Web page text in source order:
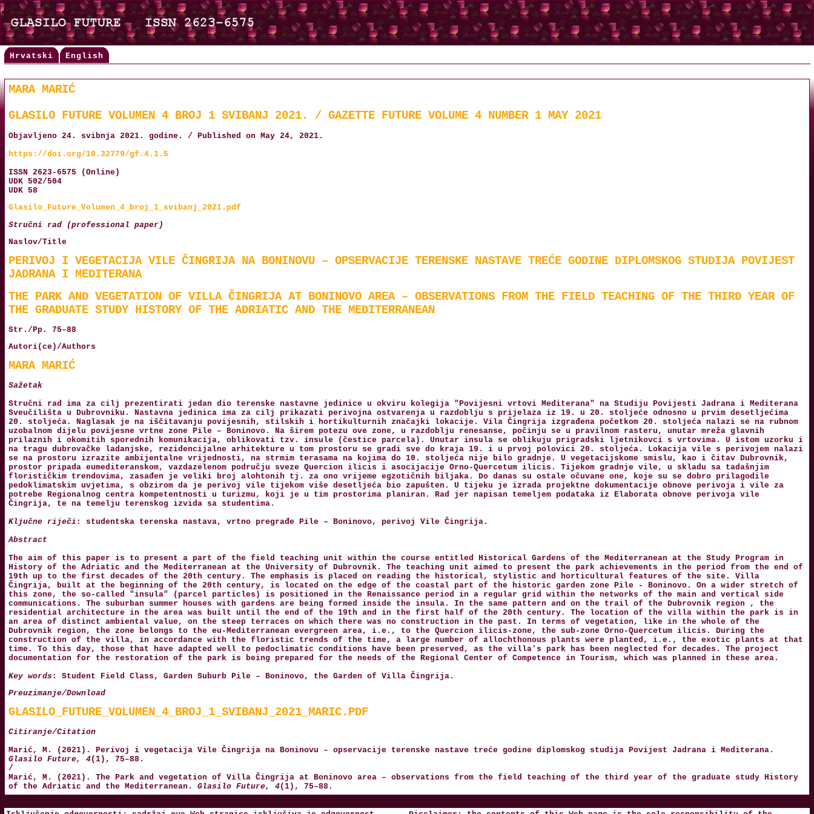
Hrvatski English
MARA MARIĆ
GLASILO FUTURE VOLUMEN 4 BROJ 1 SVIBANJ 2021. / GAZETTE FUTURE VOLUME 4 NUMBER 1 MAY 2021
Objavljeno 24. svibnja 2021. godine. / Published on May 24, 2021.
https://doi.org/10.32779/gf.4.1.5
ISSN 2623-6575 (Online)
UDK 502/504
UDK 58
Glasilo_Future_Volumen_4_broj_1_svibanj_2021.pdf
Stručni rad (professional paper)
Naslov/Title
PERIVOJ I VEGETACIJA VILE ČINGRIJA NA BONINOVU – OPSERVACIJE TERENSKE NASTAVE TREĆE GODINE DIPLOMSKOG STUDIJA POVIJEST
JADRANA I MEDITERANA
THE PARK AND VEGETATION OF VILLA ČINGRIJA AT BONINOVO AREA – OBSERVATIONS FROM THE FIELD TEACHING OF THE THIRD YEAR OF
THE GRADUATE STUDY HISTORY OF THE ADRIATIC AND THE MEDITERRANEAN
Str./Pp. 75–88
Autori(ce)/Authors
MARA MARIĆ
Sažetak
Stručni rad ima za cilj prezentirati jedan dio terenske nastavne jedinice u okviru kolegija "Povijesni vrtovi Mediterana" na Studiju Povijesti Jadrana i Mediterana
Sveučilišta u Dubrovniku. Nastavna jedinica ima za cilj prikazati perivojna ostvarenja u razdoblju s prijelaza iz 19. u 20. stoljeće odnosno u prvim desetljećima
20. stoljeća. Naglasak je na iščitavanju povijesnih, stilskih i hortikulturnih značajki lokacije. Vila Čingrija izgrađena početkom 20. stoljeća nalazi se na rubnom
uzobalnom dijelu povijesne vrtne zone Pile – Boninovo. Na širem potezu ove zone, u razdoblju renesanse, počinju se u pravilnom rasteru, unutar mreža glavnih
prilaznih i okomitih sporednih komunikacija, oblikovati tzv. insule (čestice parcela). Unutar insula se oblikuju prigradski ljetnikovci s vrtovima. U istom uzorku i
na tragu dubrovačke ladanjske, rezidencijalne arhitekture u tom prostoru se gradi sve do kraja 19. i u prvoj polovici 20. stoljeća. Lokacija vile s perivojem nalazi
se na prostoru izrazite ambijentalne vrijednosti, na strmim terasama na kojima do 10. stoljeća nije bilo gradnje. U vegetacijskome smislu, kao i čitav Dubrovnik,
prostor pripada eumediteranskom, vazdazelenom području sveze Quercion ilicis i asocijacije Orno-Quercetum ilicis. Tijekom gradnje vile, u skladu sa tadašnjim
florističkim trendovima, zasađen je veliki broj alohtonih tj. za ono vrijeme egzotičnih biljaka. Do danas su ostale očuvane one, koje su se dobro prilagodile
pedoklimatskim uvjetima, s obzirom da je perivoj vile tijekom više desetljeća bio zapušten. U tijeku je izrada projektne dokumentacije obnove perivoja i vile za
potrebe Regionalnog centra kompetentnosti u turizmu, koji je u tim prostorima planiran. Rad jer napisan temeljem podataka iz Elaborata obnove perivoja vile
Čingrija, te na temelju terenskog izvida sa studentima.
Ključne riječi : studentska terenska nastava, vrtno pregrađe Pile – Boninovo, perivoj Vile Čingrija.
Abstract
The aim of this paper is to present a part of the field teaching unit within the course entitled Historical Gardens of the Mediterranean at the Study Program in
History of the Adriatic and the Mediterranean at the University of Dubrovnik. The teaching unit aimed to present the park achievements in the period from the end of
19th up to the first decades of the 20th century. The emphasis is placed on reading the historical, stylistic and horticultural features of the site. Villa
Čingrija, built at the beginning of the 20th century, is located on the edge of the coastal part of the historic garden zone Pile - Boninovo. On a wider stretch of
this zone, the so-called "insula" (parcel particles) is positioned in the Renaissance period in a regular grid within the networks of the main and vertical side
communications. The suburban summer houses with gardens are being formed inside the insula. In the same pattern and on the trail of the Dubrovnik region , the
residential architecture in the area was built until the end of the 19th and in the first half of the 20th century. The location of the villa within the park is in
an area of distinct ambiental value, on the steep terraces on which there was no construction in the past. In terms of vegetation, like in the whole of the
Dubrovnik region, the zone belongs to the eu-Mediterranean evergreen area, i.e., to the Quercion ilicis-zone, the sub-zone Orno-Quercetum ilicis. During the
construction of the villa, in accordance with the floristic trends of the time, a large number of allochthonous plants were planted, i.e., the exotic plants at that
time. To this day, those that have adapted well to pedoclimatic conditions have been preserved, as the villa's park has been neglected for decades. The project
documentation for the restoration of the park is being prepared for the needs of the Regional Center of Competence in Tourism, which was planned in these area.
Key words : Student Field Class, Garden Suburb Pile – Boninovo, the Garden of Villa Čingrija.
Preuzimanje/Download
GLASILO_FUTURE_VOLUMEN_4_BROJ_1_SVIBANJ_2021_MARIC.PDF
Citiranje/Citation
Marić, M. (2021). Perivoj i vegetacija Vile Čingrija na Boninovu – opservacije terenske nastave treće godine diplomskog studija Povijest Jadrana i Mediterana.
Glasilo Future, 4(1), 75–88.
/
Marić, M. (2021). The Park and vegetation of Villa Čingrija at Boninovo area – observations from the field teaching of the third year of the graduate study History
of the Adriatic and the Mediterranean. Glasilo Future, 4(1), 75–88.